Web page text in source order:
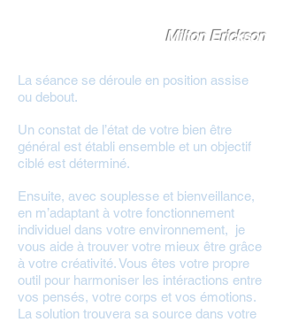
La séance se déroule en position assise
ou debout.
Un constat de l’état de votre bien être
général est établi ensemble et un objectif
ciblé est déterminé.
Ensuite, avec souplesse et bienveillance,
en m’adaptant à votre fonctionnement
individuel dans votre environnement, je
vous aide à trouver votre mieux être grâce
à votre créativité. Vous êtes votre propre
outil pour harmoniser les intéractions entre
vos pensés, votre corps et vos émotions.
La solution trouvera sa source dans votre
Milton Erickson